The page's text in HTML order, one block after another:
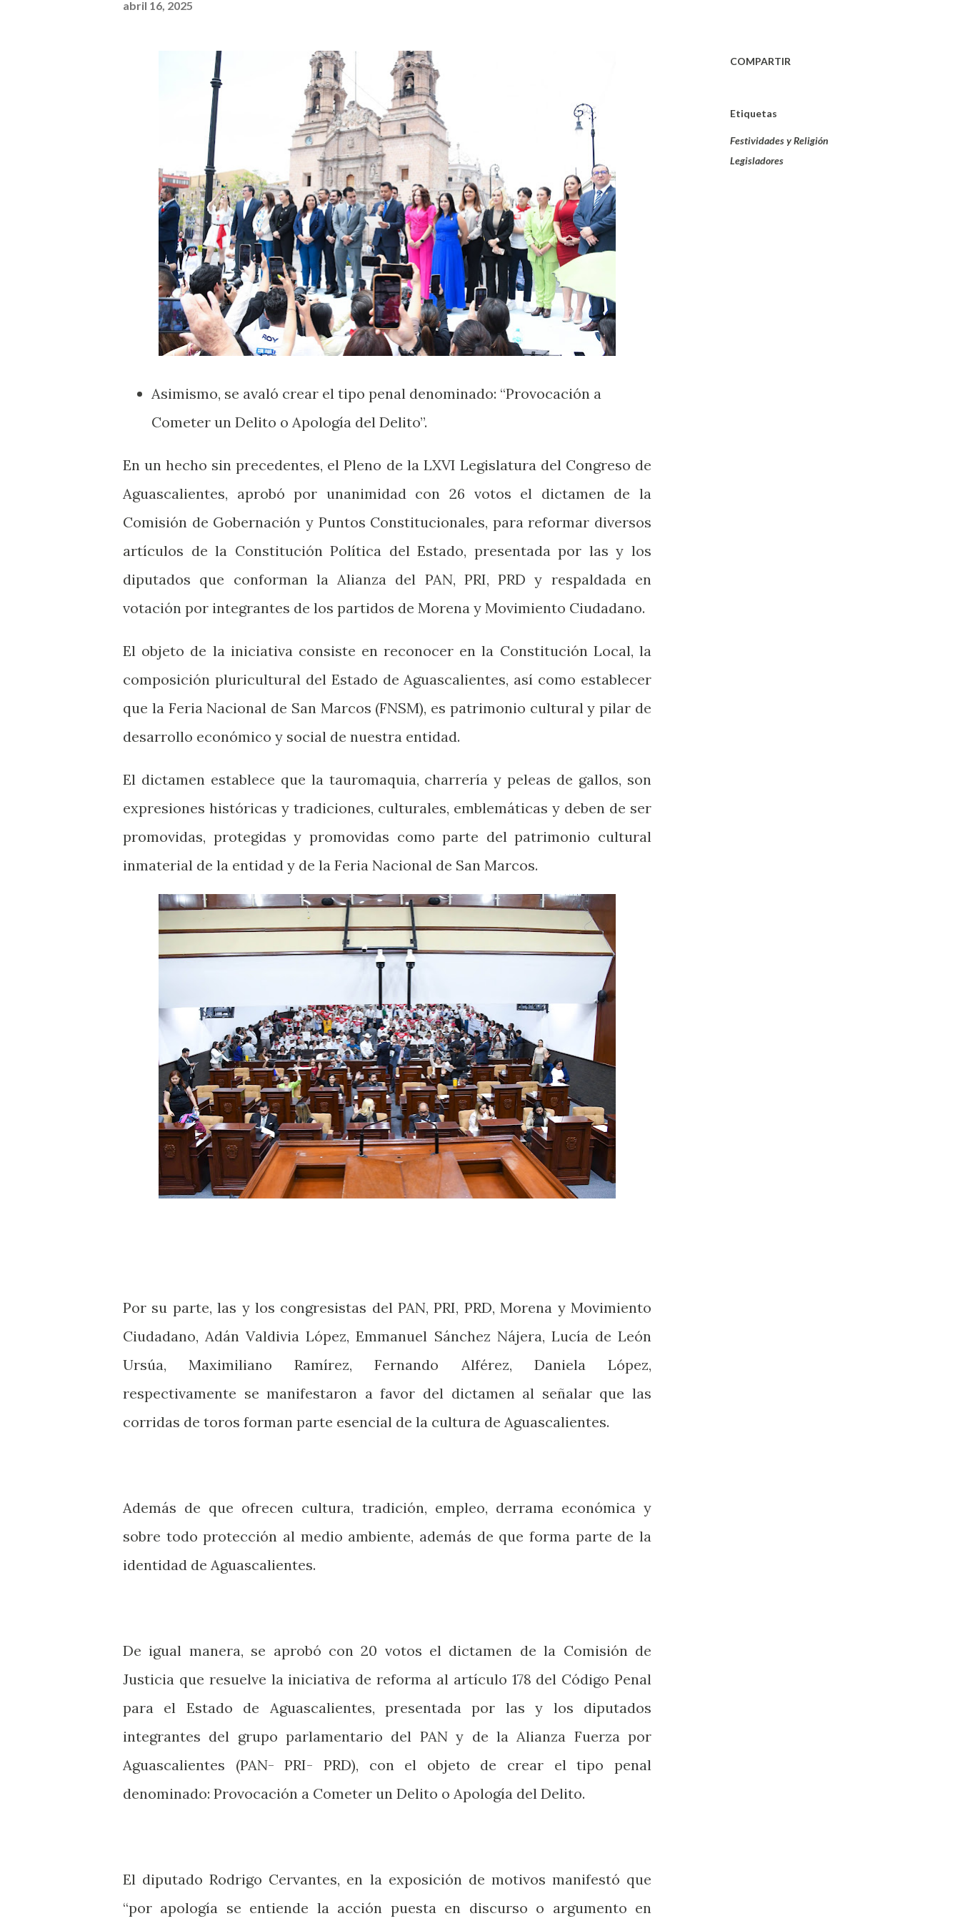
abril 16, 2025
Asimismo, se avaló crear el tipo penal denominado: “Provocación a
Cometer un Delito o Apología del Delito”.
En un hecho sin precedentes, el Pleno de la LXVI Legislatura del Congreso de
Aguascalientes, aprobó por unanimidad con 26 votos el dictamen de la
Comisión de Gobernación y Puntos Constitucionales, para reformar diversos
artículos de la Constitución Política del Estado, presentada por las y los
diputados que conforman la Alianza del PAN, PRI, PRD y respaldada en
votación por integrantes de los partidos de Morena y Movimiento Ciudadano.
El objeto de la iniciativa consiste en reconocer en la Constitución Local, la
composición pluricultural del Estado de Aguascalientes, así como establecer
que la Feria Nacional de San Marcos (FNSM), es patrimonio cultural y pilar de
desarrollo económico y social de nuestra entidad.
El dictamen establece que la tauromaquia, charrería y peleas de gallos, son
expresiones históricas y tradiciones, culturales, emblemáticas y deben de ser
promovidas, protegidas y promovidas como parte del patrimonio cultural
inmaterial de la entidad y de la Feria Nacional de San Marcos.
Por su parte, las y los congresistas del PAN, PRI, PRD, Morena y Movimiento
Ciudadano, Adán Valdivia López, Emmanuel Sánchez Nájera, Lucía de León
Ursúa, Maximiliano Ramírez, Fernando Alférez, Daniela López,
respectivamente se manifestaron a favor del dictamen al señalar que las
corridas de toros forman parte esencial de la cultura de Aguascalientes.
Además de que ofrecen cultura, tradición, empleo, derrama económica y
sobre todo protección al medio ambiente, además de que forma parte de la
identidad de Aguascalientes.
De igual manera, se aprobó con 20 votos el dictamen de la Comisión de
Justicia que resuelve la iniciativa de reforma al artículo 178 del Código Penal
para el Estado de Aguascalientes, presentada por las y los diputados
integrantes del grupo parlamentario del PAN y de la Alianza Fuerza por
Aguascalientes (PAN- PRI- PRD), con el objeto de crear el tipo penal
denominado: Provocación a Cometer un Delito o Apología del Delito.
El diputado Rodrigo Cervantes, en la exposición de motivos manifestó que
“por apología se entiende la acción puesta en discurso o argumento en
COMPARTIR
Etiquetas
Festividades y Religión
Legisladores